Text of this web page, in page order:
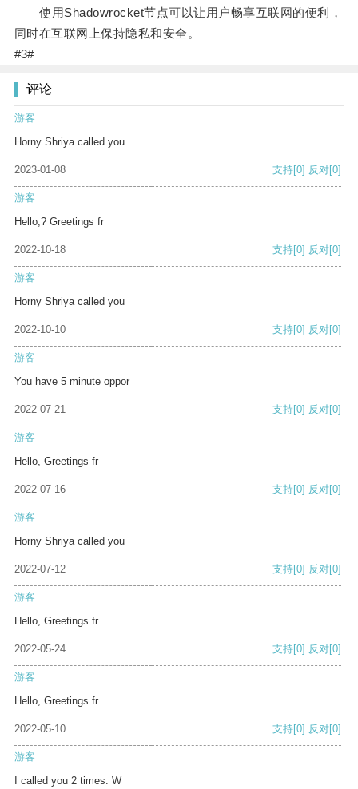
使用Shadowrocket节点可以让用户畅享互联网的便利，
同时在互联网上保持隐私和安全。
#3#
评论
游客
Horny Shriya called you
2023-01-08 支持[0] 反对[0]
游客
Hello,? Greetings fr
2022-10-18 支持[0] 反对[0]
游客
Horny Shriya called you
2022-10-10 支持[0] 反对[0]
游客
You have 5 minute oppor
2022-07-21 支持[0] 反对[0]
游客
Hello, Greetings fr
2022-07-16 支持[0] 反对[0]
游客
Horny Shriya called you
2022-07-12 支持[0] 反对[0]
游客
Hello, Greetings fr
2022-05-24 支持[0] 反对[0]
游客
Hello, Greetings fr
2022-05-10 支持[0] 反对[0]
游客
I called you 2 times. W